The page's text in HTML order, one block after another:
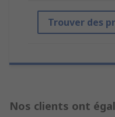
Trouver des
Nos clients ont